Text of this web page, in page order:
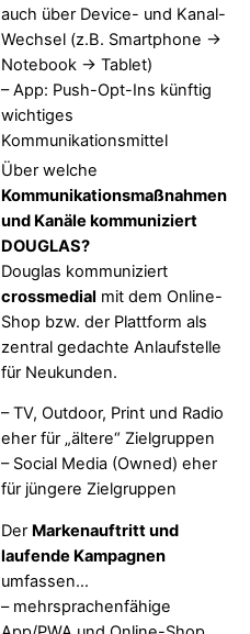
auch über Device- und Kanal-
Wechsel (z.B. Smartphone ->
Notebook -> Tablet)
– App: Push-Opt-Ins künftig
wichtiges
Kommunikationsmittel
Über welche
Kommunikationsmaßnahmen
und Kanäle kommuniziert
DOUGLAS?
Douglas kommuniziert
crossmedial mit dem Online-
Shop bzw. der Plattform als
zentral gedachte Anlaufstelle
für Neukunden.
– TV, Outdoor, Print und Radio
eher für „ältere“ Zielgruppen
– Social Media (Owned) eher
für jüngere Zielgruppen
Der Markenauftritt und
laufende Kampagnen
umfassen…
– mehrsprachenfähige